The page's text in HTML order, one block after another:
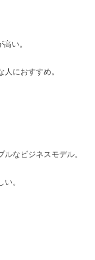
い。
におすすめ。
なビジネスモデル。
。